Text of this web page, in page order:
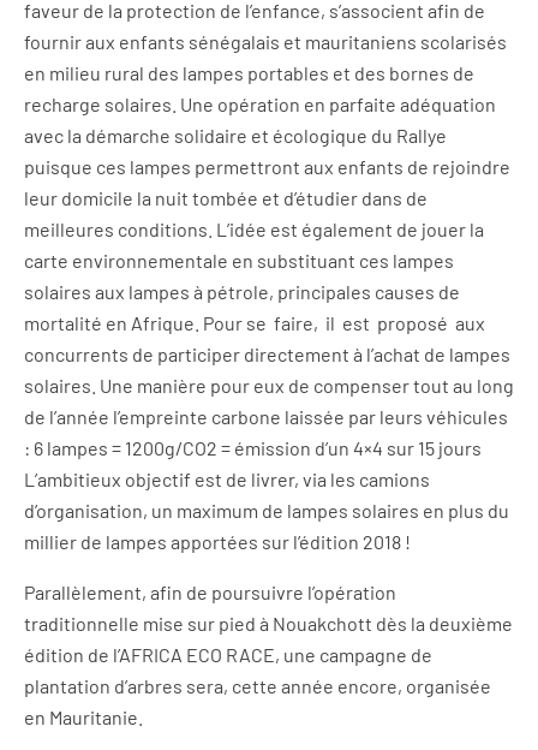
faveur de la protection de l’enfance, s’associent afin de
fournir aux enfants sénégalais et mauritaniens scolarisés
en milieu rural des lampes portables et des bornes de
recharge solaires. Une opération en parfaite adéquation
avec la démarche solidaire et écologique du Rallye
puisque ces lampes permettront aux enfants de rejoindre
leur domicile la nuit tombée et d’étudier dans de
meilleures conditions. L’idée est également de jouer la
carte environnementale en substituant ces lampes
solaires aux lampes à pétrole, principales causes de
mortalité en Afrique. Pour se faire, il est proposé aux
concurrents de participer directement à l’achat de lampes
solaires. Une manière pour eux de compenser tout au long
de l’année l’empreinte carbone laissée par leurs véhicules
: 6 lampes = 1200g/CO2 = émission d’un 4×4 sur 15 jours
L’ambitieux objectif est de livrer, via les camions
d’organisation, un maximum de lampes solaires en plus du
millier de lampes apportées sur l’édition 2018 !
Parallèlement, afin de poursuivre l’opération
traditionnelle mise sur pied à Nouakchott dès la deuxième
édition de l’AFRICA ECO RACE, une campagne de
plantation d’arbres sera, cette année encore, organisée
en Mauritanie.